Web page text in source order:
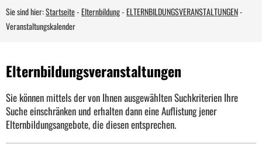
Sie sind hier:Startseite-Elternbildung-ELTERNBILDUNGSVERANSTALTUNGEN-
Veranstaltungskalender
Elternbildungsveranstaltungen
Sie können mittels der von Ihnen ausgewählten Suchkriterien Ihre
Suche einschränken und erhalten dann eine Auflistung jener
Elternbildungsangebote, die diesen entsprechen.